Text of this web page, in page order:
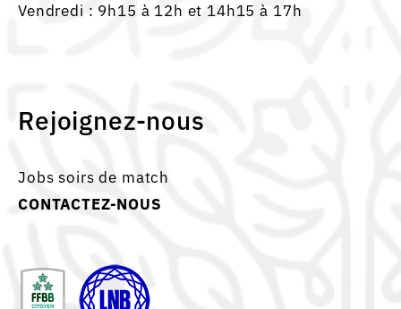
Vendredi : 9h15 à 12h et 14h15 à 17h
Rejoignez-nous
Jobs soirs de match
CONTACTEZ-NOUS